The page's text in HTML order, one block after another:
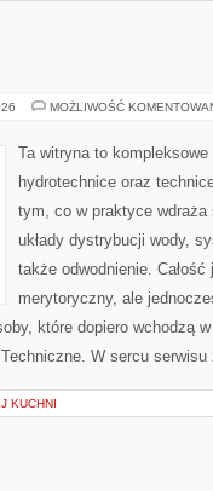
MOŻLIWOŚĆ
Ta witryna to
hydrotechnice oraz
tym, co w praktyce
układy dystrybucji wody,
także odwodnienie.
merytoryczny, ale
które dopiero wchodzą
W sercu
KUCHNI